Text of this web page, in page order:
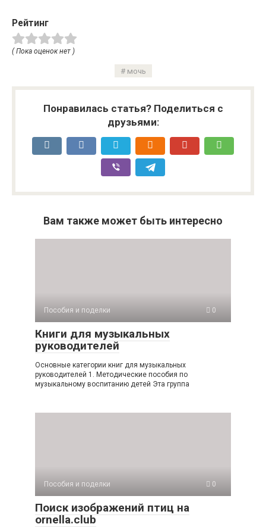
Рейтинг
( Пока оценок нет )
мочь
Понравилась статья? Поделиться с
друзьями:
Вам также может быть интересно
Пособия и поделки 0
Книги для музыкальных
руководителей
Основные категории книг для музыкальных
руководителей 1. Методические пособия по
музыкальному воспитанию детей Эта группа
Пособия и поделки 0
Поиск изображений птиц на
ornella.club